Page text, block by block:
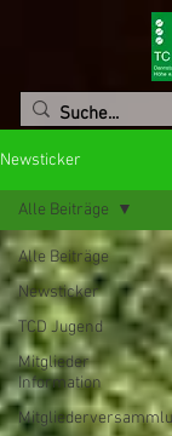
Newsticker
Alle Beiträge
Newsticker
TCD Jugend
Mitglieder
Information
Alle Beiträge